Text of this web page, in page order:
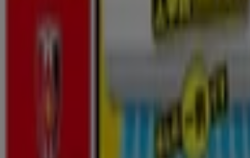
グッドウィル
ビックカメラ